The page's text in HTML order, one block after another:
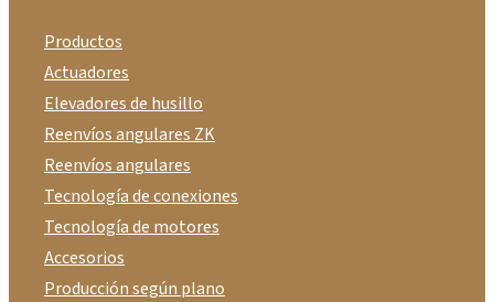
Productos
Actuadores
Elevadores de husillo
Reenvíos angulares ZK
Reenvíos angulares
Tecnología de conexiones
Tecnología de motores
Accesorios
Producción según plano